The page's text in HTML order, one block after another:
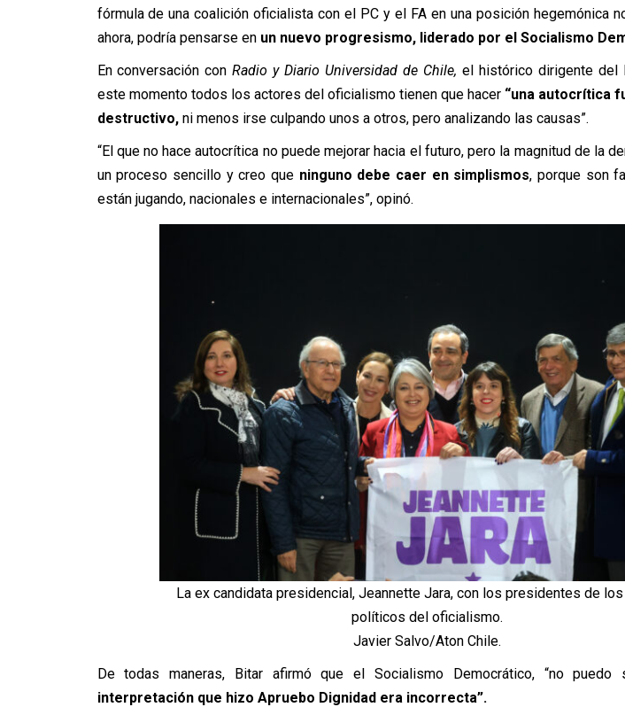
fórmula de una coalición oficialista con el PC y el FA en una posición hegemónica
ahora, podría pensarse en un nuevo progresismo, liderado por el Socialismo
En conversación conRadio y Diario Universidad de Chile, el histórico dirigente del
este momento todos los actores del oficialismo tienen que hacer “una autocrítica
destructivo,ni menos irse culpando unos a otros, pero analizando las causas”.
“El que no hace autocrítica no puede mejorar hacia el futuro, pero la magnitud de la
un proceso sencillo y creo que ninguno debe caer en simplismos, porque son
están jugando, nacionales e internacionales”, opinó.
La ex candidata presidencial, Jeannette Jara, con los presidentes de
políticos del oficialismo.
Javier Salvo/Aton Chile.
De todas maneras, Bitar afirmóque el Socialismo Democrático, “no puedo
interpretación que hizo Apruebo Dignidad era incorrecta”.